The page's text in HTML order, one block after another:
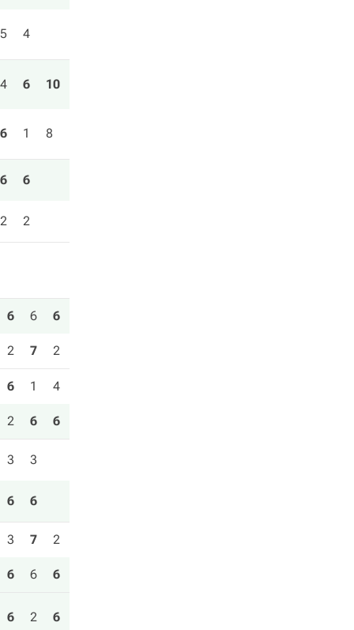
5 4
4 6 10
6 1 8
6 6
2 2
6 6 6
2 7 2
6 1 4
2 6 6
3 3
6 6
3 7 2
6 6 6
6 2 6